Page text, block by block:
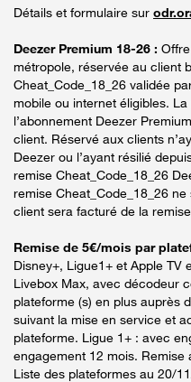
Détails et formulaire sur
Deezer Premium 18-26 :
métropole, réservée au client
Cheat_Code_18_26 validée
mobile ou internet éligibles.
l’abonnement Deezer
client. Réservé aux clients
Deezer ou l’ayant résilié
remise Cheat_Code_18_26
remise Cheat_Code_18_26
client sera facturé de la
Remise de 5€/mois par
Disney+, Ligue1+ et Apple TV
Livebox Max, avec décodeur
plateforme (s) en plus auprès
suivant la mise en service et
plateforme. Ligue 1+ : avec
engagement 12 mois.
Liste des plateformes au 20/